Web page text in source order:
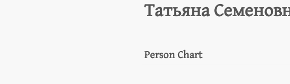
Татьяна
Person Chart